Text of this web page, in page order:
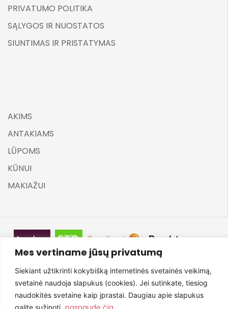
Mes vertiname jūsų privatumą
Siekiant užtikrinti kokybišką internetinės svetainės veikimą,
svetainė naudoja slapukus (cookies). Jei sutinkate, tiesiog
naudokitės svetaine kaip įprastai. Daugiau apie slapukus
galite sužinoti
PRIVATUMO POLITIKA
SĄLYGOS IR NUOSTATOS
SIUNTIMAS IR PRISTATYMAS
AKIMS
ANTAKIAMS
LŪPOMS
KŪNUI
MAKIAŽUI
©ELARA BY UGNĖ ZAVISTAUSKAITĖ 2025
Svetainę sukūrė NexDev